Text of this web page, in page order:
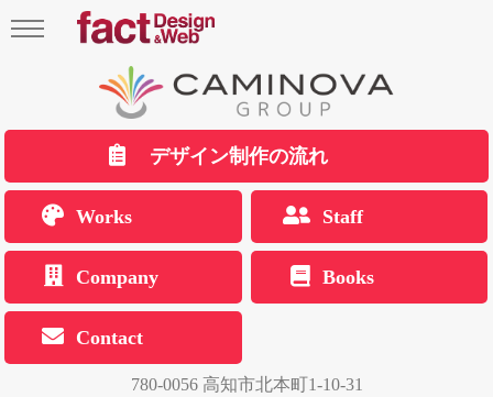
デザイン制作の流れ
Works Staff
Company Books
Contact
780-0056 高知市北本町1-10-31